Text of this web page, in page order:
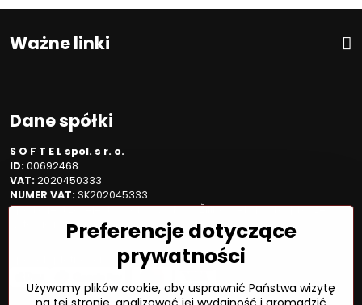
Ważne linki
Dane spółki
S O F T E L spol. s r. o.
ID: 00692468
VAT: 2020450333
NUMER VAT: SK202045333
Spółka jest zarejestrowana w OR OS Žilina, sekcja Sro, proszę
wstawić numer: 6/LPreferencje dotyczące
prywatności
Używamy plików cookie, aby usprawnić Państwa wizytę